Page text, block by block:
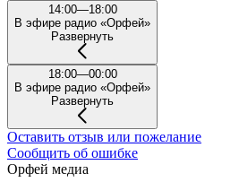
14:00—18:00
В эфире радио «Орфей»
Развернуть
18:00—00:00
В эфире радио «Орфей»
Развернуть
Оставить отзыв или пожелание
Сообщить об ошибке
Орфей медиа